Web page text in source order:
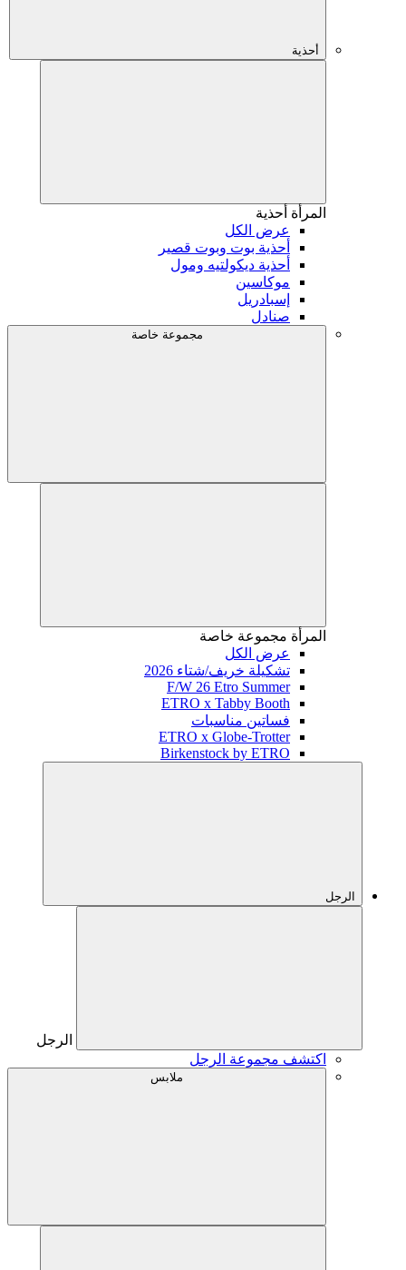
أحذية
المرأة أحذية
عرض الكل
أحذية بوت وبوت قصير
أحذية ديكولتيه ومول
موكاسين
إسبادريل
صنادل
مجموعة خاصة
المرأة مجموعة خاصة
عرض الكل
تشكيلة خريف/شتاء 2026
F/W 26 Etro Summer
ETRO x Tabby Booth
فساتين مناسبات
ETRO x Globe-Trotter
Birkenstock by ETRO
الرجل
الرجل
اكتشف مجموعة الرجل
ملابس